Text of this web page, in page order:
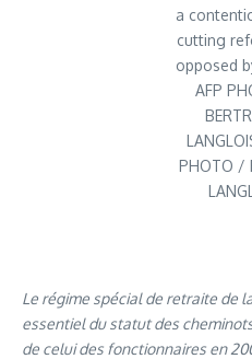
a
cutting
opposed
AFP
PHOTO /
Le régime spécial de retraite de
essentiel du statut des
de celui des fonctionnaires en